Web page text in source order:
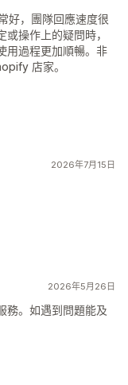
好，團隊回應速度很
操作上的疑問時，
用過程更加順暢。非
店家。
2026年7月15日
2026年5月26日
務。如遇到問題能及